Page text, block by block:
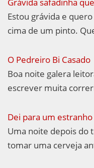
Estou grávida e
cima de um pinto.
O Pedreiro Bi Casado
Boa noite galera
escrever muita
Dei para um
Uma noite depois do
tomar uma cerveja